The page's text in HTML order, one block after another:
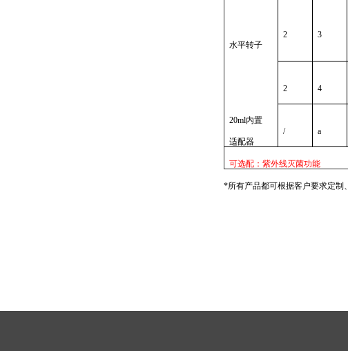
水平转子
2 3
2 4
20ml内置
适配器
/ a
可选配：紫外线灭菌功能
*所有产品都可根据客户要求定制、